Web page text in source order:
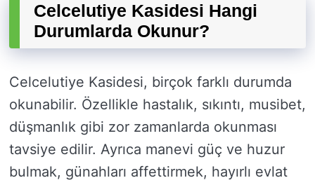
Celcelutiye Kasidesi Hangi
Durumlarda Okunur?
Celcelutiye Kasidesi, birçok farklı durumda
okunabilir. Özellikle hastalık, sıkıntı, musibet,
düşmanlık gibi zor zamanlarda okunması
tavsiye edilir. Ayrıca manevi güç ve huzur
bulmak, günahları affettirmek, hayırlı evlat